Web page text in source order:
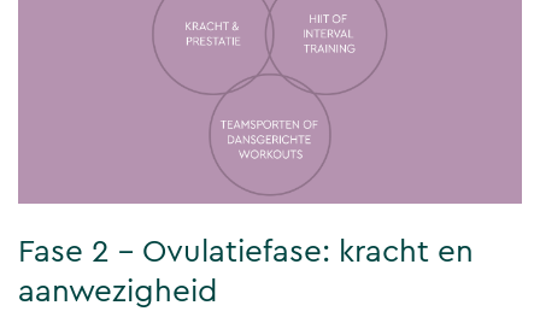
Fase 2 – Ovulatiefase: kracht en
aanwezigheid